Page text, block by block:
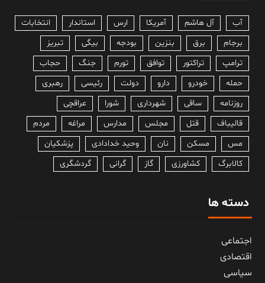
آب آل هاشم آمریکا ارس استاندار
انتخابات
برجام
برق بنزین بودجه بیگی
تبریز
ترامپ
تراکتور توافق تورم جنگ
حجاب
حمله
خودرو دارو دولت رئیسی
رهبری
روزنامه
ساقی شهرداری شورا
عراقچی
قالیباف
قتل مجلس مدارس مراغه
مردم
مس
مسکن نان وحید خدادادی
پزشکیان
کالابرگ
کشاورزی گاز گرانی گردشگری
دسته ها
اجتماعی
اقتصادی
سیاسی